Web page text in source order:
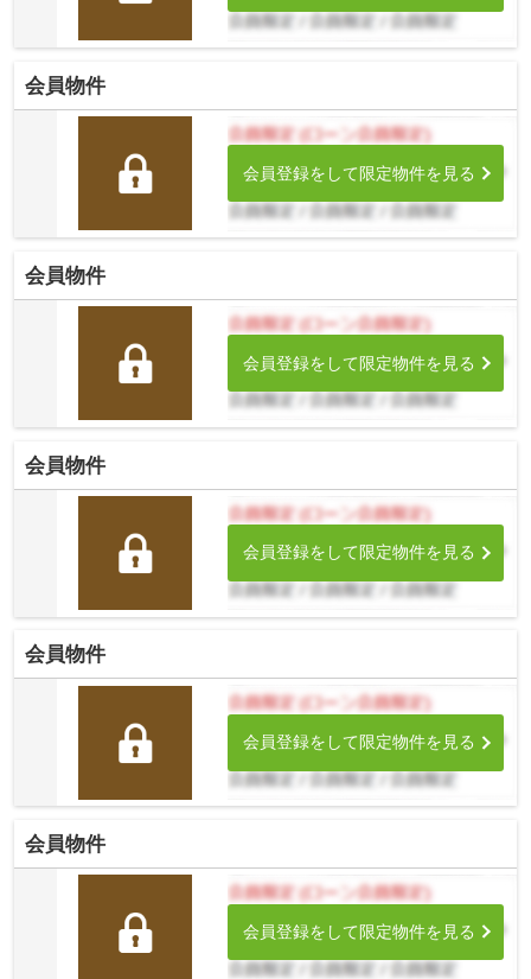
会員物件
会員登録をして限定物件を見る
会員物件
会員登録をして限定物件を見る
会員物件
会員登録をして限定物件を見る
会員物件
会員登録をして限定物件を見る
会員物件
会員登録をして限定物件を見る